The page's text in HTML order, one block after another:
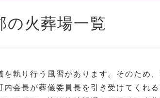
の火葬場一覧
執り行う風習があります。そのため
内会長が葬儀委員長を引き受けてくれ